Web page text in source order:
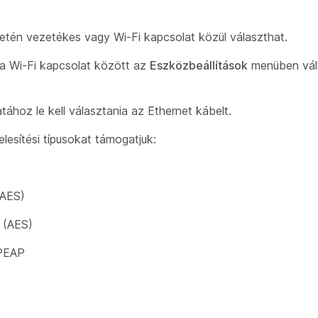
vezetékes vagy Wi-Fi kapcsolat közül választhat.
Wi-Fi kapcsolat között az Eszközbeállítások menüben
le kell választania az Ethernet kábelt.
típusokat támogatjuk: